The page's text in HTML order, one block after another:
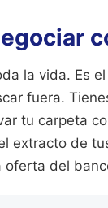
la vida. Es
fuera.
tu carpeta
extracto de
oferta del